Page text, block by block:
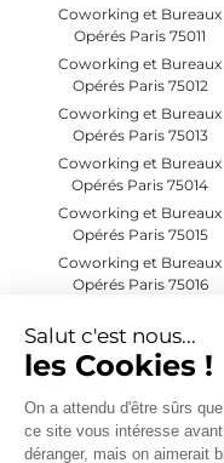
Coworking et Bureaux
Opérés Paris 75011
Coworking et Bureaux
Opérés Paris 75012
Coworking et Bureaux
Opérés Paris 75013
Coworking et Bureaux
Opérés Paris 75014
Coworking et Bureaux
Opérés Paris 75015
Coworking et Bureaux
Opérés Paris 75016
Opérés Paris 75017
Coworking et Bureaux
Coworking et Bureaux
Opérés Paris 75019